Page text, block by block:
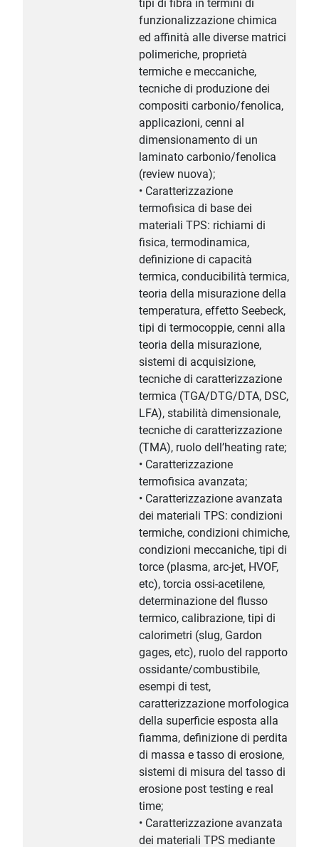
tipi di fibra in termini di
funzionalizzazione chimica
ed affinità alle diverse matrici
polimeriche, proprietà
termiche e meccaniche,
tecniche di produzione dei
compositi carbonio/fenolica,
applicazioni, cenni al
dimensionamento di un
laminato carbonio/fenolica
(review nuova);
• Caratterizzazione
termofisica di base dei
materiali TPS: richiami di
fisica, termodinamica,
definizione di capacità
termica, conducibilità termica,
teoria della misurazione della
temperatura, effetto Seebeck,
tipi di termocoppie, cenni alla
teoria della misurazione,
sistemi di acquisizione,
tecniche di caratterizzazione
termica (TGA/DTG/DTA, DSC,
LFA), stabilità dimensionale,
tecniche di caratterizzazione
(TMA), ruolo dell’heating rate;
• Caratterizzazione
termofisica avanzata;
• Caratterizzazione avanzata
dei materiali TPS: condizioni
termiche, condizioni chimiche,
condizioni meccaniche, tipi di
torce (plasma, arc-jet, HVOF,
etc), torcia ossi-acetilene,
determinazione del flusso
termico, calibrazione, tipi di
calorimetri (slug, Gardon
gages, etc), ruolo del rapporto
ossidante/combustibile,
esempi di test,
caratterizzazione morfologica
della superficie esposta alla
fiamma, definizione di perdita
di massa e tasso di erosione,
sistemi di misura del tasso di
erosione post testing e real
time;
• Caratterizzazione avanzata
dei materiali TPS mediante